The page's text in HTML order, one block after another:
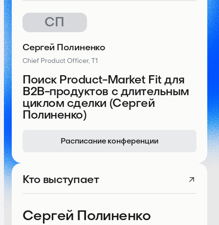
СП
Поиск Product-Market Fit для
B2B-продуктов с длительным
циклом сделки (Сергей
Полиненко)
Сергей Полиненко
Chief Product Officer, Т1
Расписание конференции
Кто выступает
Сергей Полиненко